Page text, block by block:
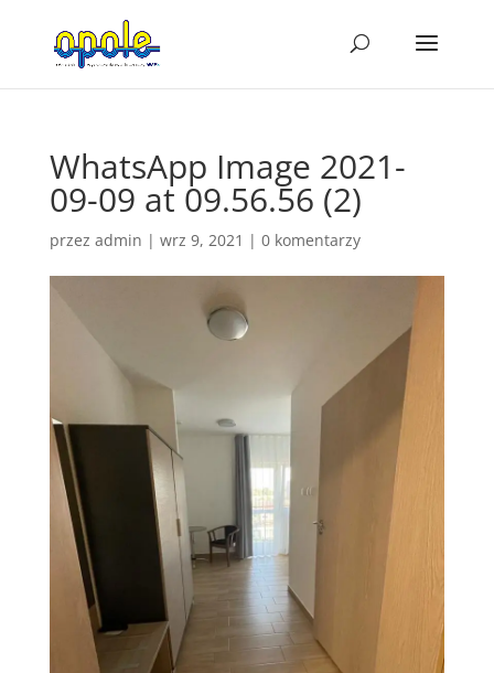
WhatsApp Image 2021-
09-09 at 09.56.56 (2)
przez admin | wrz 9, 2021 | 0 komentarzy